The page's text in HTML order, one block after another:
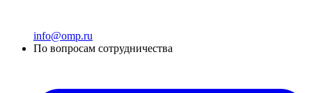
info@omp.ru
По вопросам сотрудничества